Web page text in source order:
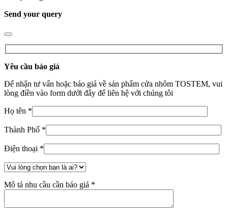
Send your query
Yêu cầu báo giá
Để nhận tư vấn hoặc báo giá về sản phẩm cửa nhôm TOSTEM, vui
lòng điền vào form dưới đây để liên hệ với chúng tôi
Họ tên *
Thành Phố *
Điện thoại *
Mô tả nhu cầu cần báo giá *